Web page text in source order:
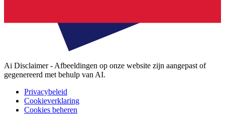
Ai Disclaimer - Afbeeldingen op onze website zijn aangepast of
gegenereerd met behulp van AI.
Privacybeleid
Cookieverklaring
Cookies beheren